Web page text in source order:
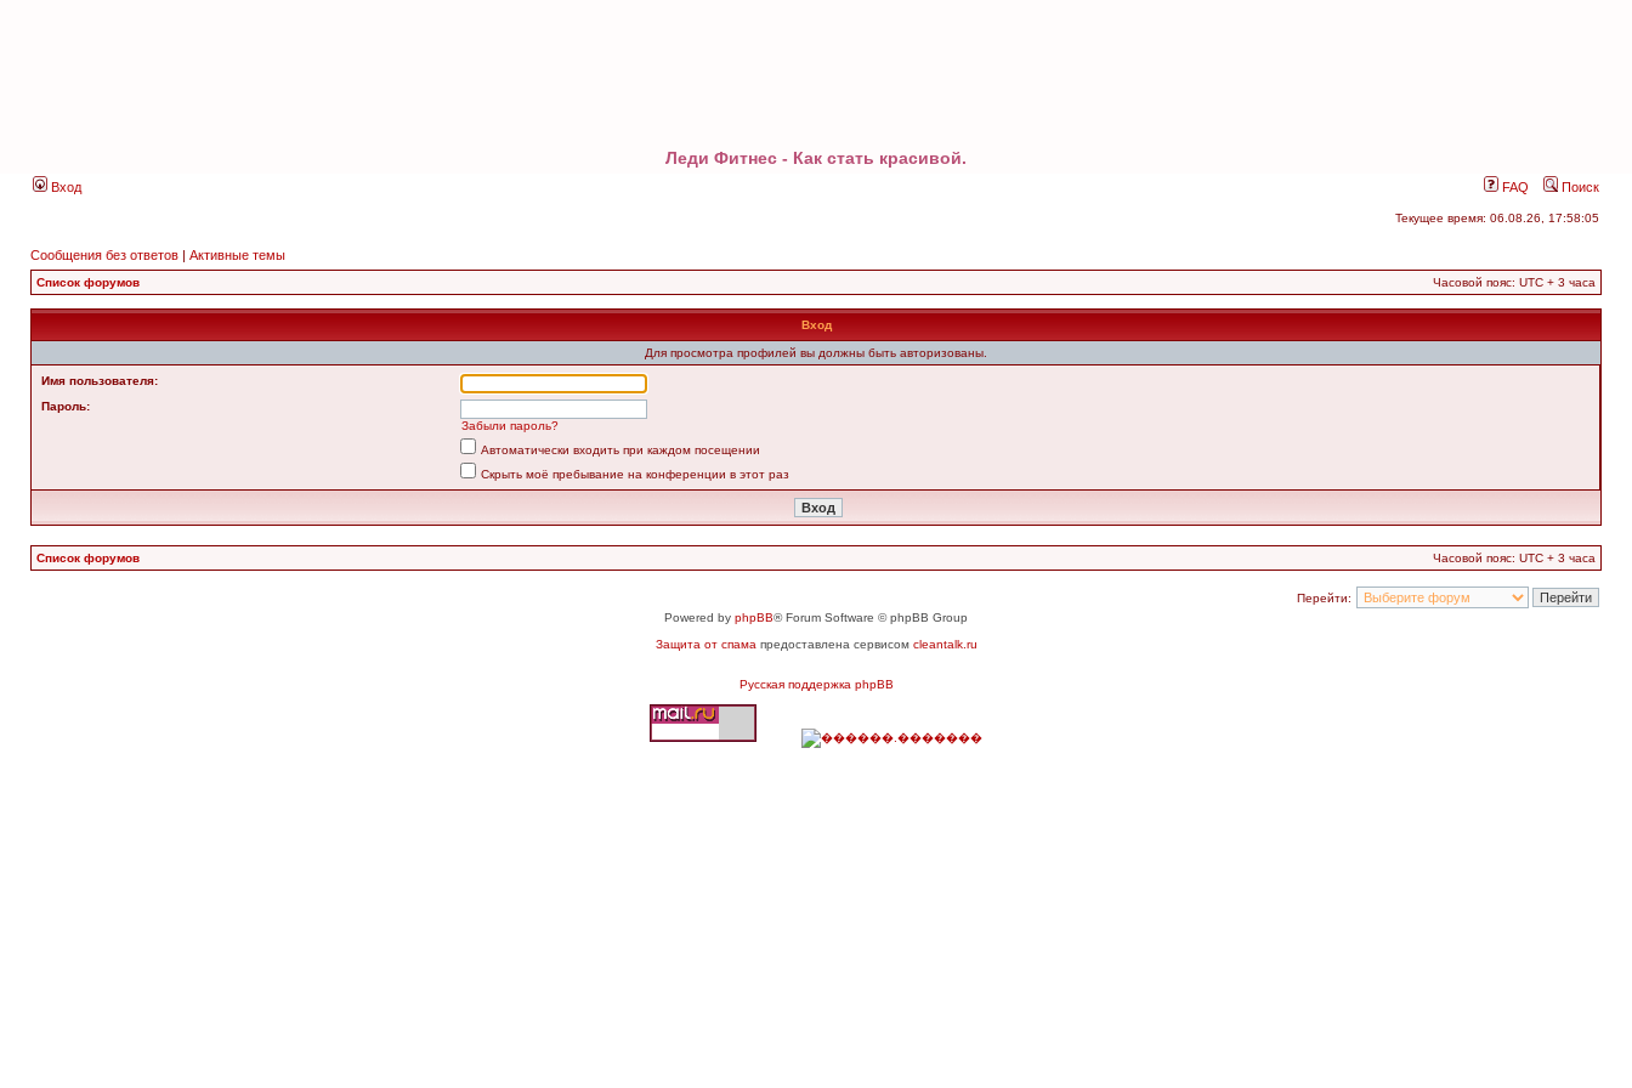
Леди Фитнес - Как стать красивой.
Вход FAQ Поиск
Текущее время: 06.08.26, 17:58:05
Сообщения без ответов | Активные темы
Список форумов Часовой пояс: UTC + 3 часа
Вход
Для просмотра профилей вы должны быть авторизованы.
Имя пользователя:
Пароль:
Забыли пароль?
Автоматически входить при каждом посещении
Скрыть моё пребывание на конференции в этот раз
Список форумов Часовой пояс: UTC + 3 часа
Перейти:
Powered by phpBB® Forum Software © phpBB Group
Защита от спама предоставлена сервисом cleantalk.ru
Русская поддержка phpBB